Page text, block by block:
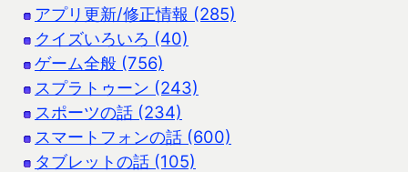
アプリ更新/修正情報 (285)
クイズいろいろ (40)
ゲーム全般 (756)
スプラトゥーン (243)
スポーツの話 (234)
スマートフォンの話 (600)
タブレットの話 (105)